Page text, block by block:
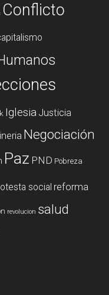
Conflicto
Iglesia Justicia
Negociación
Paz PND Pobreza
social reforma
revolucion salud